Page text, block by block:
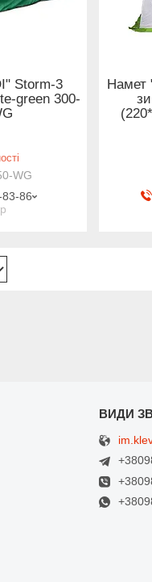
Storm-3
green 300-
WG
86
Намет